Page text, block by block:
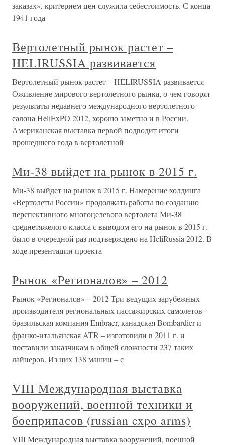
заказах», критерием цен служила себестоимость. С конца
1941 года
Вертолетный рынок растет –
HELIRUSSIA развивается
Вертолетный рынок растет – HELIRUSSIA развивается
Оживление мирового вертолетного рынка, о чем говорят
результаты недавнего международного вертолетного
салона HeliExPO 2012, хорошо заметно и в России.
Американская выставка первой подводит итоги
прошедшего года в вертолетной
Ми-38 выйдет на рынок в 2015 г.
Ми-38 выйдет на рынок в 2015 г. Намерение холдинга
«Вертолеты России» продолжать работы по созданию
перспективного многоцелевого вертолета Ми-38
среднетяжелого класса с выводом его на рынок в 2015 г.
было в очередной раз подтверждено на HeliRussia 2012. В
ходе презентации проекта
Рынок «Регионалов» – 2012
Рынок «Регионалов» – 2012 Три ведущих зарубежных
производителя региональных пассажирских самолетов –
бразильская компания Embraer, канадская Bombardier и
франко-итальянская ATR – изготовили в 2011 г. и
поставили заказчикам в общей сложности 237 таких
лайнеров. Из них 138 машин – с
VIII Международная выставка
вооружений, военной техники и
боеприпасов (russian expo arms)
VIII Международная выставка вооружений, военной